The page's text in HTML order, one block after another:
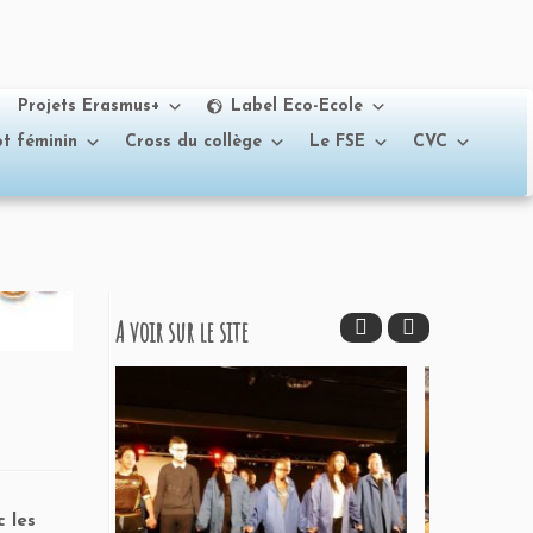
Projets Erasmus+
Label Eco-Ecole
féminin Cross du collège Le FSE
CVC
les
A voir sur le site